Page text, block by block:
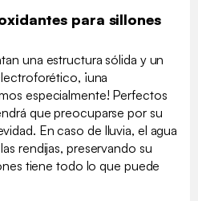
para sillones
una estructura sólida y un
¡una
especialmente! Perfectos
que preocuparse por su
En caso de lluvia, el agua
rendijas, preservando su
tiene todo lo que puede